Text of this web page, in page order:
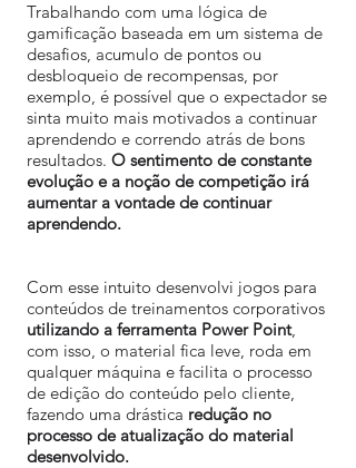
Trabalhando com uma lógica de
gamificação baseada em um sistema de
desafios, acumulo de pontos ou
desbloqueio de recompensas, por
exemplo, é possível que o expectador se
sinta muito mais motivados a continuar
aprendendo e correndo atrás de bons
resultados. O sentimento de constante
evolução e a noção de competição irá
aumentar a vontade de continuar
aprendendo.
Com esse intuito desenvolvi jogos para
conteúdos de treinamentos corporativos
utilizando a ferramenta Power Point,
com isso, o material fica leve, roda em
qualquer máquina e facilita o processo
de edição do conteúdo pelo cliente,
fazendo uma drástica redução no
processo de atualização do material
desenvolvido.